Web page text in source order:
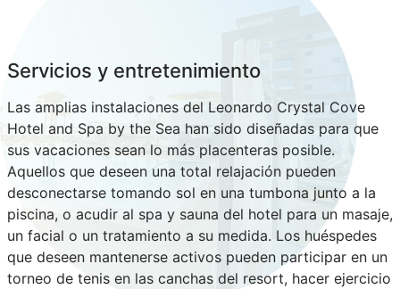
Servicios y entretenimiento
Las amplias instalaciones del Leonardo Crystal Cove
Hotel and Spa by the Sea han sido diseñadas para que
sus vacaciones sean lo más placenteras posible.
Aquellos que deseen una total relajación pueden
desconectarse tomando sol en una tumbona junto a la
piscina, o acudir al spa y sauna del hotel para un masaje,
un facial o un tratamiento a su medida. Los huéspedes
que deseen mantenerse activos pueden participar en un
torneo de tenis en las canchas del resort, hacer ejercicio